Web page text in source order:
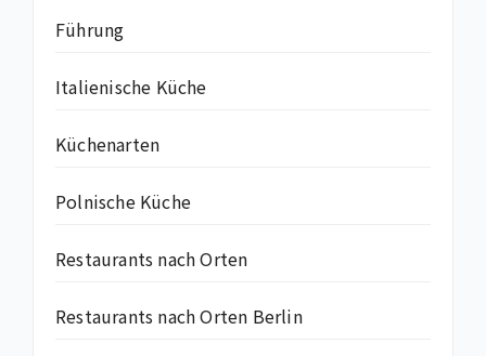
Führung
Italienische Küche
Küchenarten
Polnische Küche
Restaurants nach Orten
Restaurants nach Orten Berlin